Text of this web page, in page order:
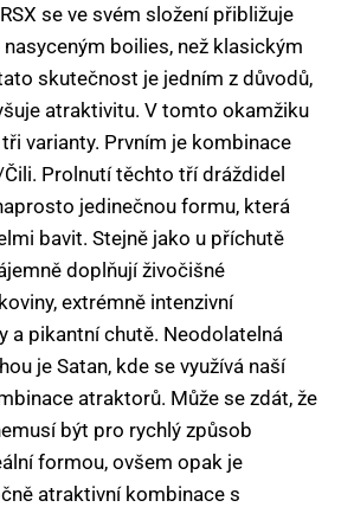
se ve svém složení přibližuje
boilies, než klasickým
skutečnost je jedním z důvodů,
atraktivitu. V tomto okamžiku
varianty. Prvním je kombinace
Prolnutí těchto tří dráždidel
jedinečnou formu, která
bavit. Stejně jako u příchutě
doplňují živočišné
extrémně intenzivní
a pikantní chutě. Neodolatelná
je Satan, kde se využívá naší
atraktorů. Může se zdát, že
být pro rychlý způsob
formou, ovšem opak je
atraktivní kombinace s